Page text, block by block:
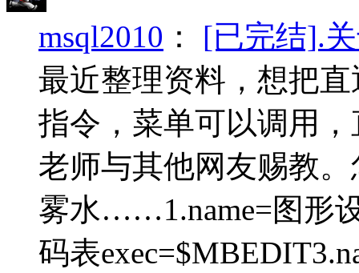
msql2010 ： [已完结].
最近整理资料，想把
指令，菜单可以调用
老师与其他网友赐教
雾水……1.name=图形
码表